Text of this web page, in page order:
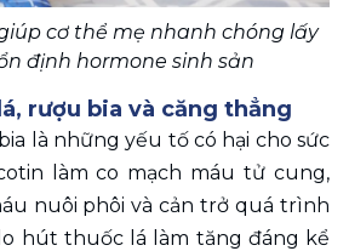
cơ thể mẹ nhanh chóng lấy
định hormone sinh sản
rượu bia và căng thẳng
là những yếu tố có hại cho sức
làm co mạch máu tử cung,
nuôi phôi và cản trở quá trình
hút thuốc lá làm tăng đáng kể